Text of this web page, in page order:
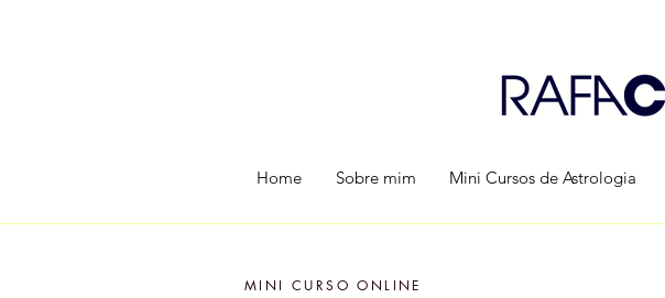
Home Sobre mim Mini Cursos de Astrologia
MINI CURSO ONLINE